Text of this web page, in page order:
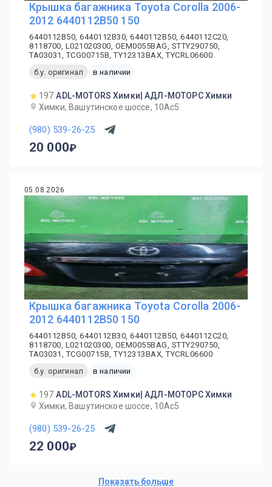
Крышка багажника Toyota Corolla 2006-
2012 6440112B50 150
6440112B50, 6440112B30, 6440112B50, 6440112C20,
8118700, L021020300, OEM0055BAG, STTY290750,
TA03031, TCG00715B, TY12313BAX, TYCRL06600
б.у. оригинал
в наличии
197 ADL-MOTORS Химки| АДЛ-МОТОРС Химки
Химки, Вашутинское шоссе, 10Ас5
(980) 539-26-25
20 000
05.08.2026
Крышка багажника Toyota Corolla 2006-
2012 6440112B50 150
6440112B50, 6440112B30, 6440112B50, 6440112C20,
8118700, L021020300, OEM0055BAG, STTY290750,
TA03031, TCG00715B, TY12313BAX, TYCRL06600
б.у. оригинал
в наличии
197 ADL-MOTORS Химки| АДЛ-МОТОРС Химки
Химки, Вашутинское шоссе, 10Ас5
(980) 539-26-25
22 000
Показать больше